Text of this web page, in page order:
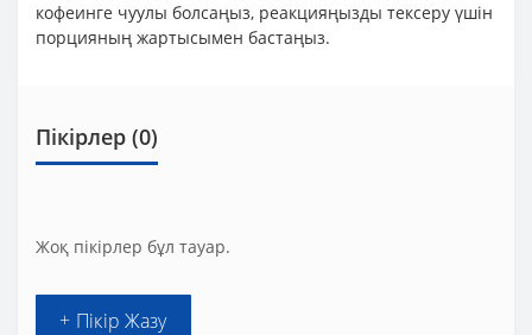
кофеинге чуулы болсаңыз, реакцияңызды тексеру үшін
порцияның жартысымен бастаңыз.
Пікірлер (0)
Жоқ пікірлер бұл тауар.
+ Пікір Жазу